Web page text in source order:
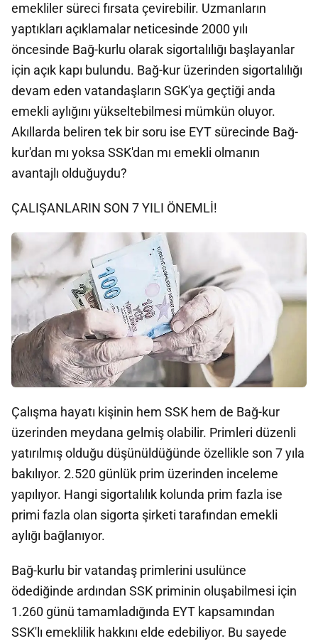
emekliler süreci fırsata çevirebilir. Uzmanların
yaptıkları açıklamalar neticesinde 2000 yılı
öncesinde Bağ-kurlu olarak sigortalılığı başlayanlar
için açık kapı bulundu. Bağ-kur üzerinden sigortalılığı
devam eden vatandaşların SGK'ya geçtiği anda
emekli aylığını yükseltebilmesi mümkün oluyor.
Akıllarda beliren tek bir soru ise EYT sürecinde Bağ-
kur'dan mı yoksa SSK'dan mı emekli olmanın
avantajlı olduğuydu?
ÇALIŞANLARIN SON 7 YILI ÖNEMLİ!
Çalışma hayatı kişinin hem SSK hem de Bağ-kur
üzerinden meydana gelmiş olabilir. Primleri düzenli
yatırılmış olduğu düşünüldüğünde özellikle son 7 yıla
bakılıyor. 2.520 günlük prim üzerinden inceleme
yapılıyor. Hangi sigortalılık kolunda prim fazla ise
primi fazla olan sigorta şirketi tarafından emekli
aylığı bağlanıyor.
Bağ-kurlu bir vatandaş primlerini usulünce
ödediğinde ardından SSK priminin oluşabilmesi için
1.260 günü tamamladığında EYT kapsamından
SSK'lı emeklilik hakkını elde edebiliyor. Bu sayede